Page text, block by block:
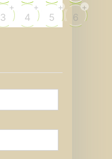
3
+
4
+
5
+
6
+